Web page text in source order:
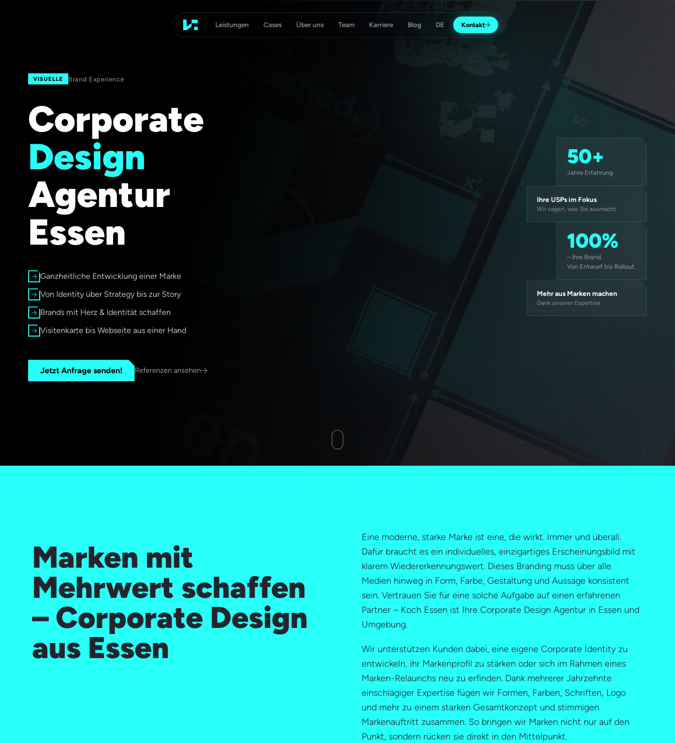
WerbeagenturKoch Essen
Leistungen Cases Über uns Team Karriere Blog Kontakt
VISUELLE Brand Experience
Corporate
Design
Agentur
Essen
Ganzheitliche Entwicklung einer Marke
Von Identity über Strategy bis zur Story
Brands mit Herz & Identität schaffen
Visitenkarte bis Webseite aus einer Hand
Jetzt Anfrage senden! Referenzen ansehen
50+
Jahre Erfahrung
Ihre USPs im Fokus
Wir sagen, was Sie ausmacht
100%
– Ihre Brand.
Von Entwurf bis Rollout.
Mehr aus Marken machen
Dank unserer Expertise
Marken mit
Mehrwert schaffen
– Corporate Design
aus Essen
Eine moderne, starke Marke ist eine, die wirkt. Immer und überall.
Dafür braucht es ein individuelles, einzigartiges Erscheinungsbild mit
klarem Wiedererkennungswert. Dieses Branding muss über alle
Medien hinweg in Form, Farbe, Gestaltung und Aussage konsistent
sein. Vertrauen Sie für eine solche Aufgabe auf einen erfahrenen
Partner – Koch Essen ist Ihre Corporate Design Agentur in Essen und
Umgebung.
Wir unterstützen Kunden dabei, eine eigene Corporate Identity zu
entwickeln, ihr Markenprofil zu stärken oder sich im Rahmen eines
Marken-Relaunchs neu zu erfinden. Dank mehrerer Jahrzehnte
einschlägiger Expertise fügen wir Formen, Farben, Schriften, Logo
und mehr zu einem starken Gesamtkonzept und stimmigen
Markenauftritt zusammen. So bringen wir Marken nicht nur auf den
Punkt, sondern rücken sie direkt in den Mittelpunkt.